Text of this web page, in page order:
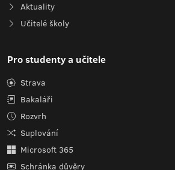
Aktuality
Učitelé školy
Pro studenty a učitele
Strava
Bakaláři
Rozvrh
Suplování
Microsoft 365
Schránka důvěry